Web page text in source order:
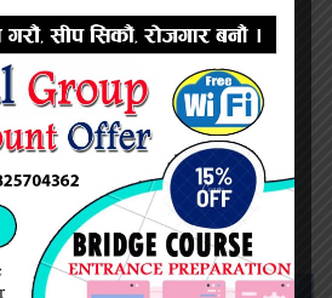
प्रदिप सिंह